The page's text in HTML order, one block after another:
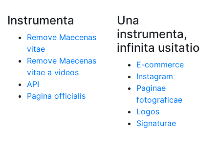
Instrumenta
Remove Maecenas
vitae
Remove Maecenas
vitae a videos
API
Pagina officialis
Una
instrumenta,
infinita usitatio
E-commerce
Instagram
Paginae
fotograficae
Logos
Signaturae